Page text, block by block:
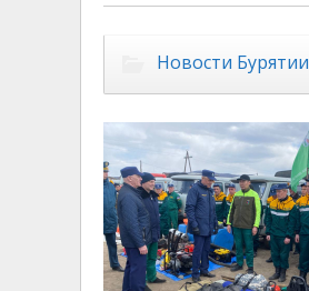
Новости Бурятии